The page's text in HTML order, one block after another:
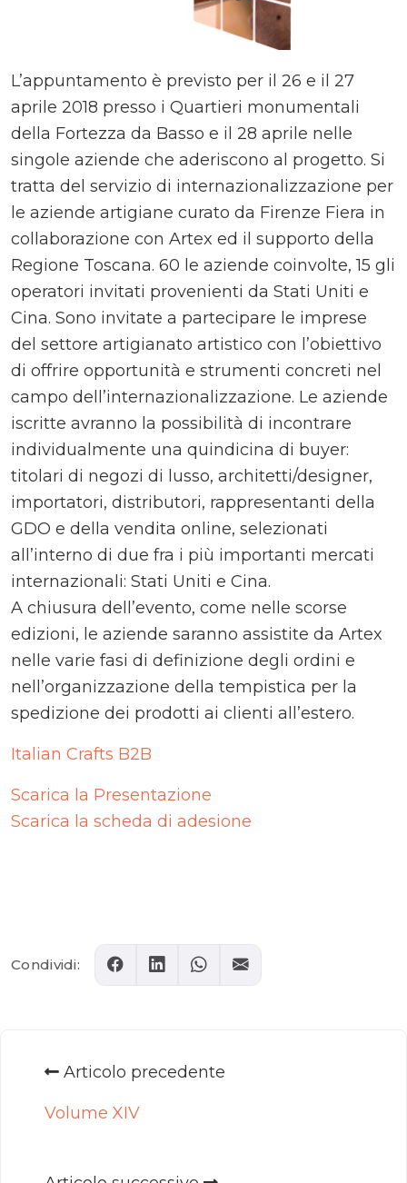
L’appuntamento è previsto per il 26 e il 27
aprile 2018 presso i Quartieri monumentali
della Fortezza da Basso e il 28 aprile nelle
singole aziende che aderiscono al progetto. Si
tratta del servizio di internazionalizzazione per
le aziende artigiane curato da Firenze Fiera in
collaborazione con Artex ed il supporto della
Regione Toscana. 60 le aziende coinvolte, 15 gli
operatori invitati provenienti da Stati Uniti e
Cina. Sono invitate a partecipare le imprese
del settore artigianato artistico con l’obiettivo
di offrire opportunità e strumenti concreti nel
campo dell’internazionalizzazione. Le aziende
iscritte avranno la possibilità di incontrare
individualmente una quindicina di buyer:
titolari di negozi di lusso, architetti/designer,
importatori, distributori, rappresentanti della
GDO e della vendita online, selezionati
all’interno di due fra i più importanti mercati
internazionali: Stati Uniti e Cina.
A chiusura dell’evento, come nelle scorse
edizioni, le aziende saranno assistite da Artex
nelle varie fasi di definizione degli ordini e
nell’organizzazione della tempistica per la
spedizione dei prodotti ai clienti all’estero.
Italian Crafts B2B
Scarica la Presentazione
Scarica la scheda di adesione
Condividi:
Articolo precedente
Volume XIV